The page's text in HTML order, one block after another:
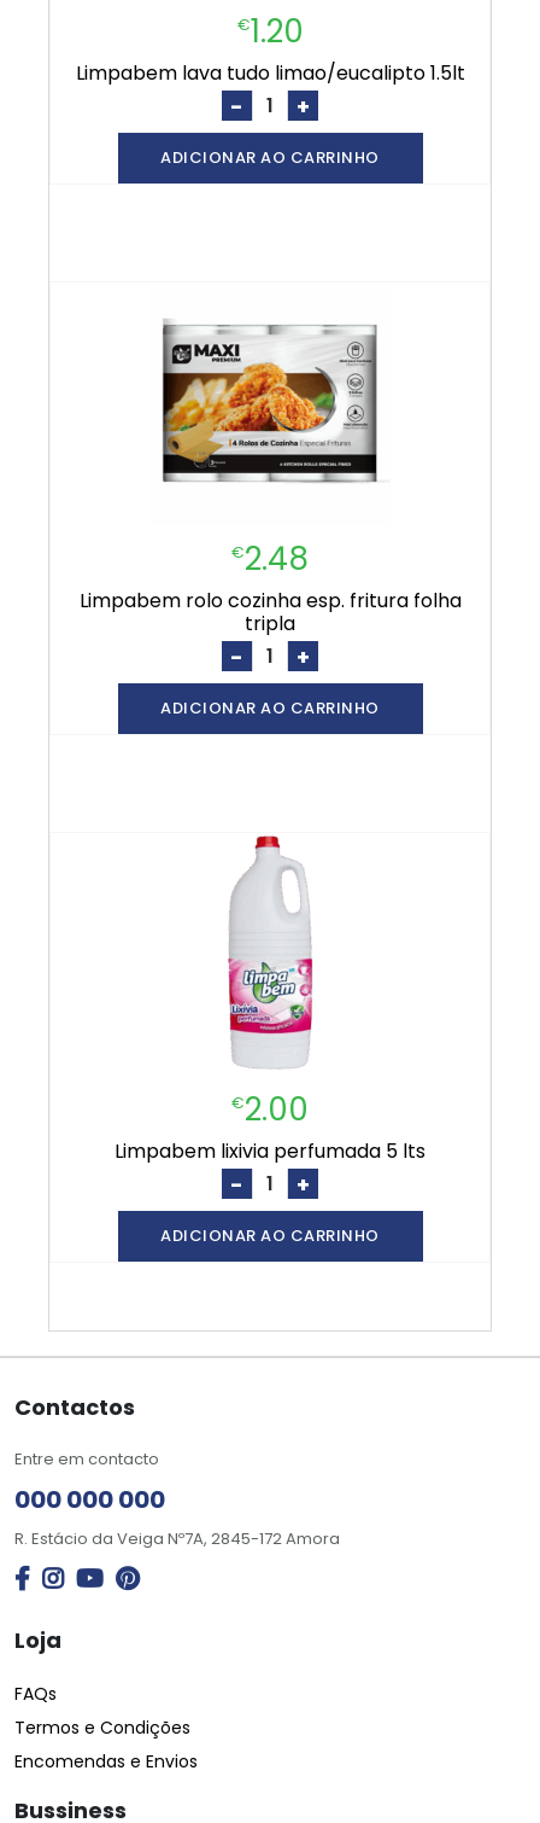
€1.20
limpabem lava tudo limao/eucalipto 1.5lt
- +
ADICIONAR AO CARRINHO
€2.48
limpabem rolo cozinha esp. fritura folha
tripla
- +
ADICIONAR AO CARRINHO
€2.00
limpabem lixivia perfumada 5 lts
- +
ADICIONAR AO CARRINHO
Contactos
Entre em contacto
000 000 000
R. Estácio da Veiga Nº7A, 2845-172 Amora
Loja
FAQs
Termos e Condições
Encomendas e Envios
Bussiness